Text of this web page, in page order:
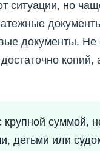
ситуации, но
документы. Не
крупной суммой,
детьми или